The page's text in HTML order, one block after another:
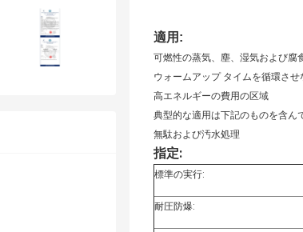
適用:
可燃性の蒸気、塵、湿気および腐
ウォームアップ タイムを循環さ
高エネルギーの費用の区域
典型的な適用は下記のものを含ん
無駄および汚水処理
指定:
標準の実行:
耐圧防爆: